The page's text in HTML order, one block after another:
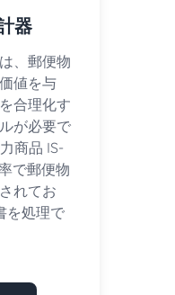
器
、郵便物
値を与
合理化す
が必要で
商品 IS-
で郵便物
れてお
を処理で